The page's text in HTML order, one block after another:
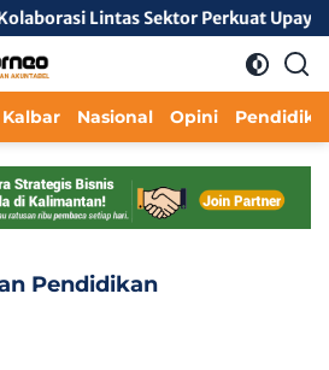
Lintas Sektor Perkuat Upaya
Nasional Opini
Pendidikan